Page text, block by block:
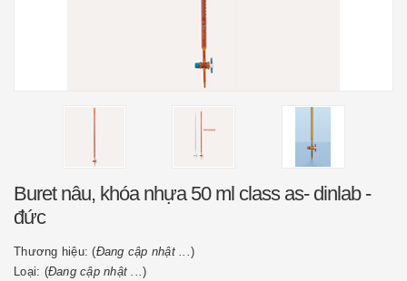
Buret nâu, khóa nhựa 50 ml class as- dinlab -
đức
Thương hiệu: (Đang cập nhật ...)
Loại: (Đang cập nhật ...)